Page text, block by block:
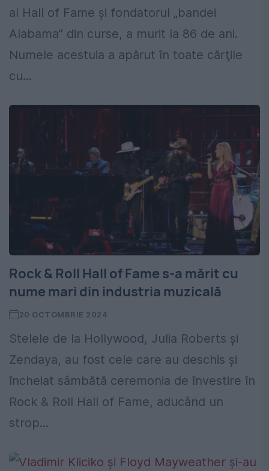
al Hall of Fame şi fondatorul „bandei
Alabama” din curse, a murit la 86 de ani.
Numele acestuia a apărut în toate cărţile
cu...
Rock & Roll Hall of Fame s-a mărit cu
nume mari din industria muzicală
20 OCTOMBRIE 2024
Stelele de la Hollywood, Julia Roberts și
Zendaya, au fost cele care au deschis și
încheiat sâmbătă ceremonia de învestire în
Rock & Roll Hall of Fame, aducând un
strop...